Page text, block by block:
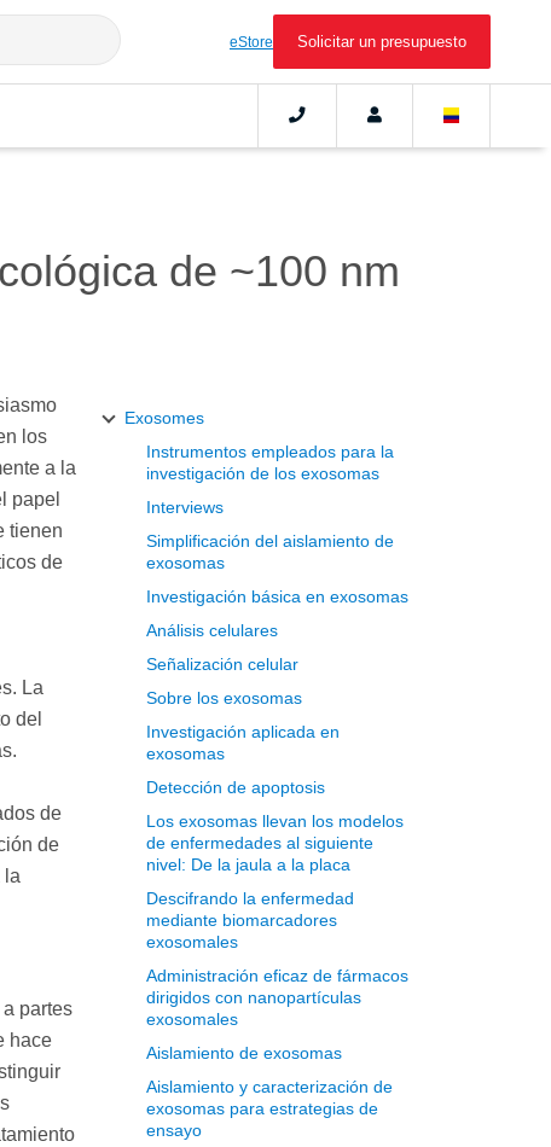
eStore Solicitar un presupuesto
de ~100 nm
los
a la
papel
tienen
de
La
del
de
de
la
partes
hace
Exosomes
Instrumentos empleados para la
investigación de los exosomas
Interviews
Simplificación del aislamiento de
exosomas
Investigación básica en exosomas
Análisis celulares
Señalización celular
Sobre los exosomas
Investigación aplicada en
exosomas
Detección de apoptosis
Los exosomas llevan los modelos
de enfermedades al siguiente
nivel: De la jaula a la placa
Descifrando la enfermedad
mediante biomarcadores
exosomales
Administración eficaz de fármacos
dirigidos con nanopartículas
exosomales
Aislamiento de exosomas
Aislamiento y caracterización de
exosomas para estrategias de
ensayo